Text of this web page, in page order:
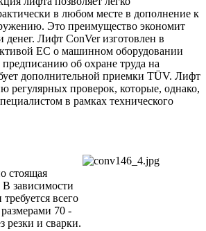
в любом месте в дополнение к
Это преимущество экономит
Лифт ConVer изготовлен в
ЕС о машинном оборудовании
об охране труда на
дополнительной приемки TÜV. Лифт
регулярных проверок, которые, однако,
в рамках технического
стоящая
В зависимости
всего
70 -
резки и сварки.